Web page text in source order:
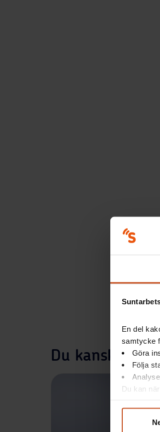
En del
samtycke
Göra
Följa
Du kan
Du kanske